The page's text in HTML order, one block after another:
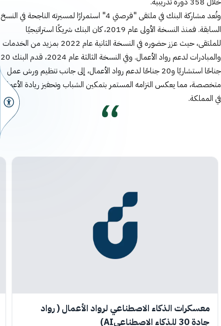
وتُعد مشاركة البنك في ملتقى "فرصتي 4" استمرارًا لمسيرته الناجحة في النسخ
السابقة. فمنذ النسخة الأولى عام 2019، كان البنك شريكًا استراتيجيًا
للملتقى، حيث عزز حضوره في النسخة الثانية عام 2022 بمزيد من الخدمات
والمبادرات لدعم رواد الأعمال. وفي النسخة الثالثة عام 2024، قدم البنك 20
جناحًا استشاريًا و20 جناحًا لدعم رواد الأعمال، إلى جانب تنظيم ورش عمل
متخصصة، مما يعكس التزامه المستمر بتمكين الشباب وتحفيز ريادة الأعمال
في المملكة.
معسكرات الذكاء الاصطناعي لرواد الأعمال ( رواد
جادة 30 للذكاء الاصطناعيAI)